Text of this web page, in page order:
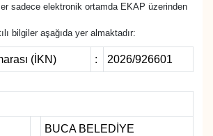
sadece elektronik ortamda EKAP üzerinden
bilgiler aşağıda yer almaktadır:
(İKN) : 2026/926601
BUCA BELEDİYE